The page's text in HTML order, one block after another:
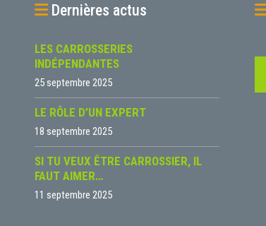
Dernières actus
LES CARROSSERIES
INDÉPENDANTES
25 septembre 2025
LE RÔLE D’UN EXPERT
18 septembre 2025
SI TU VEUX ÊTRE CARROSSIER, IL
FAUT AIMER…
11 septembre 2025